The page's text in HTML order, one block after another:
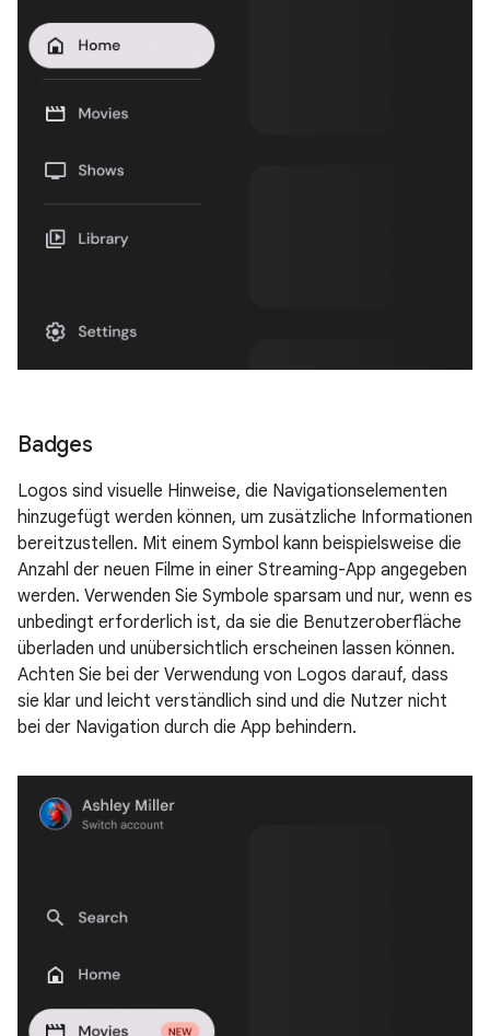
Badges
Logos sind visuelle Hinweise, die Navigationselementen
hinzugefügt werden können, um zusätzliche Informationen
bereitzustellen. Mit einem Symbol kann beispielsweise die
Anzahl der neuen Filme in einer Streaming-App angegeben
werden. Verwenden Sie Symbole sparsam und nur, wenn es
unbedingt erforderlich ist, da sie die Benutzeroberfläche
überladen und unübersichtlich erscheinen lassen können.
Achten Sie bei der Verwendung von Logos darauf, dass
sie klar und leicht verständlich sind und die Nutzer nicht
bei der Navigation durch die App behindern.